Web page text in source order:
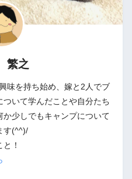
繁之
味を持ち始め、嫁と2人でブ
いて学んだことや自分たち
少しでもキャンプについて
す(^^)/
！